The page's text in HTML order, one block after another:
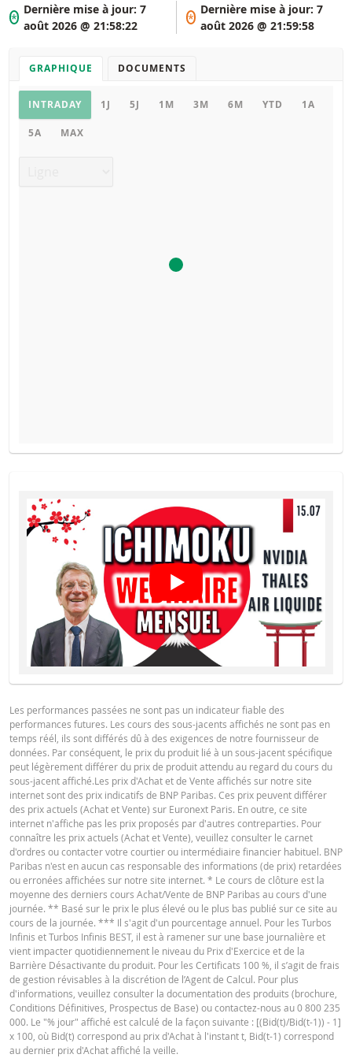
*
Dernière mise à jour:7
août 2026 @ 21:58:22
*
Dernière mise à jour: 7
août 2026 @ 21:59:58
GRAPHIQUE DOCUMENTS
Graphique
INTRADAY 1J 5J 1M 3M 6M YTD 1A
5A MAX
PROSPECTUS DE BASE
Français (France)
FINAL TERMS
Français (France)
Français (France) PDF
KEY INFORMATION DOCUMENTS
Key Information Document (FR)
QUOTES
Latest Product Quotes
Les performances passées ne sont pas un indicateur fiable des
performances futures. Les cours des sous-jacents affichés ne sont pas en
temps réél, ils sont différés dû à des exigences de notre fournisseur de
données. Par conséquent, le prix du produit lié à un sous-jacent spécifique
peut légèrement différer du prix de produit attendu au regard du cours du
sous-jacent affiché.Les prix d'Achat et de Vente affichés sur notre site
internet sont des prix indicatifs de BNP Paribas. Ces prix peuvent différer
des prix actuels (Achat et Vente) sur Euronext Paris. En outre, ce site
internet n'affiche pas les prix proposés par d'autres contreparties. Pour
connaître les prix actuels (Achat et Vente), veuillez consulter le carnet
d'ordres ou contacter votre courtier ou intermédiaire financier habituel. BNP
Paribas n'est en aucun cas responsable des informations (de prix) retardées
ou erronées affichées sur notre site internet. * Le cours de clôture est la
moyenne des derniers cours Achat/Vente de BNP Paribas au cours d'une
journée. ** Basé sur le prix le plus élevé ou le plus bas publié sur ce site au
cours de la journée. *** Il s'agit d'un pourcentage annuel. Pour les Turbos
Infinis et Turbos Infinis BEST, il est à ramener sur une base journalière et
vient impacter quotidiennement le niveau du Prix d'Exercice et de la
Barrière Désactivante du produit. Pour les Certificats 100 %, il s’agit de frais
de gestion révisables à la discrétion de l’Agent de Calcul. Pour plus
d'informations, veuillez consulter la documentation des produits (brochure,
Conditions Définitives, Prospectus de Base) ou contactez-nous au 0 800 235
000. Le "% jour" affiché est calculé de la façon suivante : [(Bid(t)/Bid(t-1)) - 1]
x 100, où Bid(t) correspond au prix d'Achat à l'instant t, Bid(t-1) correspond
au dernier prix d'Achat affiché la veille.